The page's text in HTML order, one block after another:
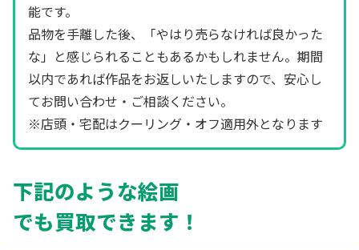
能です。
品物を手離した後、「やはり売らなければ良かった
な」と感じられることもあるかもしれません。期間
以内であれば作品をお返しいたしますので、安心し
てお問い合わせ・ご相談ください。
※店頭・宅配はクーリング・オフ適用外となります
下記のような絵画
でも買取できます！